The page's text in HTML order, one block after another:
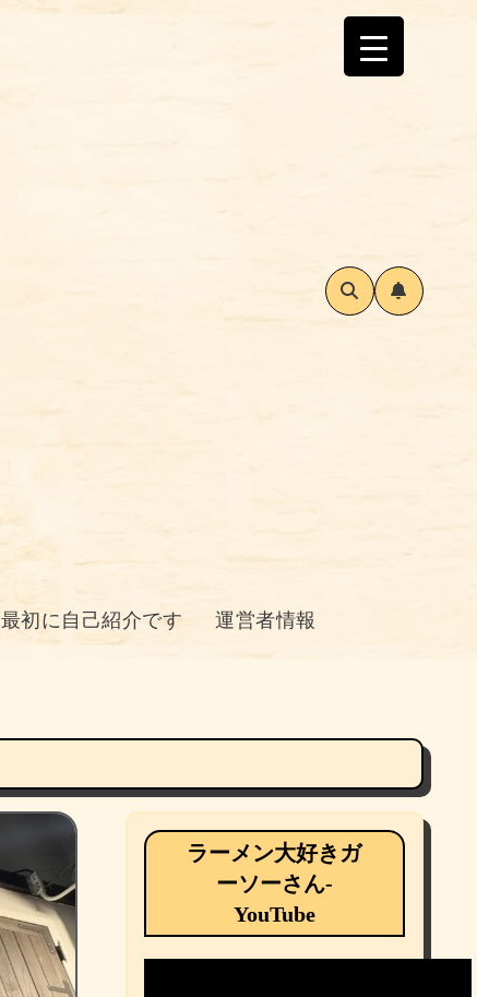
最初に自己紹介です 運営者情報
ラーメン大好きガ
ーソーさん-
YouTube